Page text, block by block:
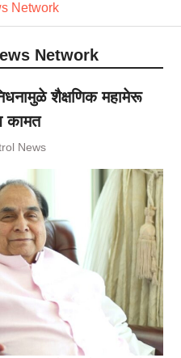
Network
Network
शैक्षणिक महामेरू
कामत
News